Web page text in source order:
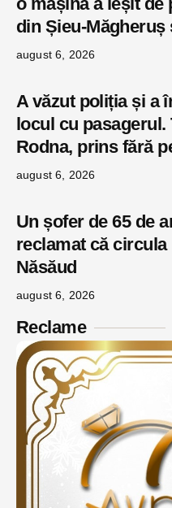
din Șieu-Măgheruș
august 6, 2026
A văzut poliția și a
locul cu pasagerul.
Rodna, prins fără
august 6, 2026
Un șofer de 65 de
reclamat că
Năsăud
august 6, 2026
Reclame